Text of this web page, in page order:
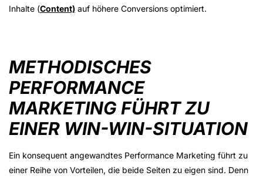
Inhalte (Content) auf höhere Conversions optimiert.
METHODISCHES
PERFORMANCE
MARKETING FÜHRT ZU
EINER WIN-WIN-SITUATION
Ein konsequent angewandtes Performance Marketing führt zu
einer Reihe von Vorteilen, die beide Seiten zu eigen sind. Denn